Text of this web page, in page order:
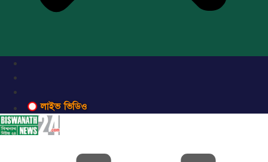
লাইভ ভিডিও